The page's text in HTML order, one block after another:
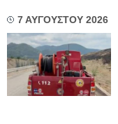
7 ΑΥΓΟΥΣΤΟΥ 2026